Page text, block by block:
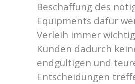
Beschaffung des
Equipments dafür
Verleih immer
Kunden dadurch
endgültigen und
Entscheidungen